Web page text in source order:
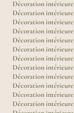
Décoration
Décoration
Décoration
Décoration
Décoration
Décoration
Décoration
Décoration
Décoration
Décoration intérieure
Décoration intérieure
Décoration